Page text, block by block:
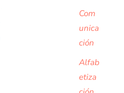
Com
unica
ción
Alfab
etiza